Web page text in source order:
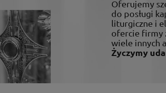
Oferujemy
do posługi
liturgiczne i
ofercie firmy
wiele innych
Życzymy